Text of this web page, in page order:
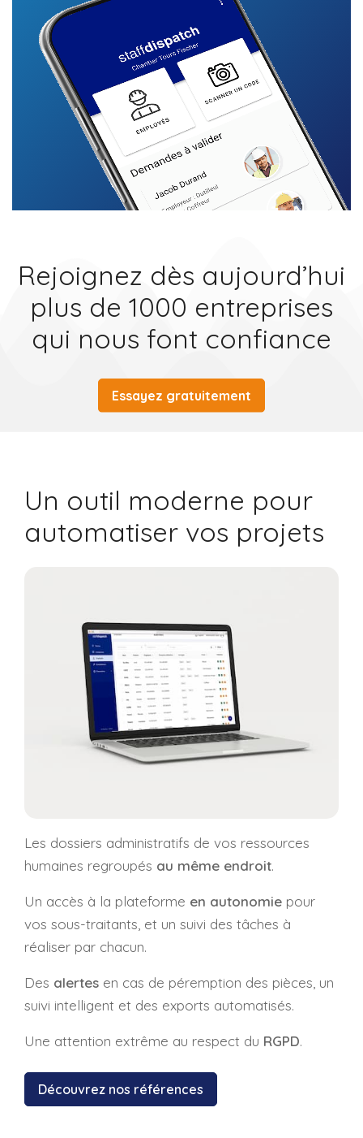
Rejoignez dès aujourd’hui
plus de 1000 entreprises
qui nous font confiance
Essayez gratuitement
Un outil moderne pour
automatiser vos projets
Les dossiers administratifs de vos ressources
humaines regroupés au même endroit.
Un accès à la plateforme en autonomie pour
vos sous-traitants, et un suivi des tâches à
réaliser par chacun.
Des alertes en cas de péremption des pièces, un
suivi intelligent et des exports automatisés.
Une attention extrême au respect du RGPD.
Découvrez nos références